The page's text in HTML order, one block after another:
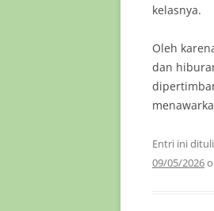
kelasnya.
Oleh
dan
Entri ini
09/05/2026